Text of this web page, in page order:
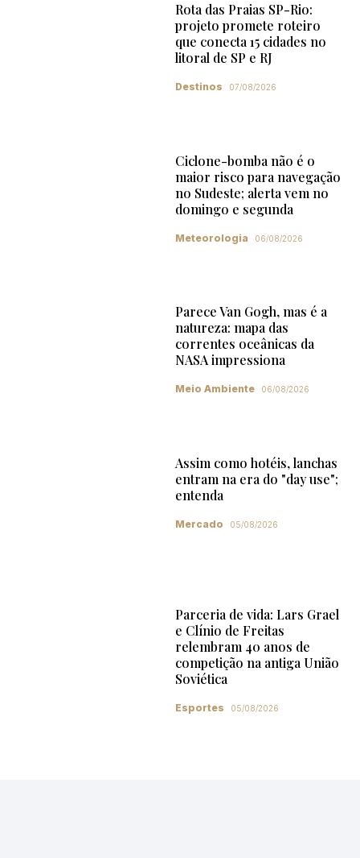
Rota das Praias SP-Rio:
projeto promete roteiro
que conecta 15 cidades no
litoral de SP e RJ
Destinos 07/08/2026
Ciclone-bomba não é o
maior risco para navegação
no Sudeste; alerta vem no
domingo e segunda
Meteorologia 06/08/2026
Parece Van Gogh, mas é a
natureza: mapa das
correntes oceânicas da
NASA impressiona
Meio Ambiente 06/08/2026
Assim como hotéis, lanchas
entram na era do "day use";
entenda
Mercado 05/08/2026
Parceria de vida: Lars Grael
e Clínio de Freitas
relembram 40 anos de
competição na antiga União
Soviética
Esportes 05/08/2026